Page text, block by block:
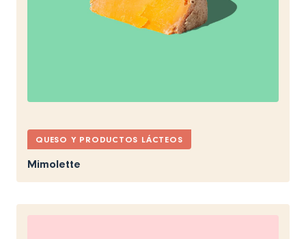
QUESO Y PRODUCTOS LÁCTEOS
Mimolette